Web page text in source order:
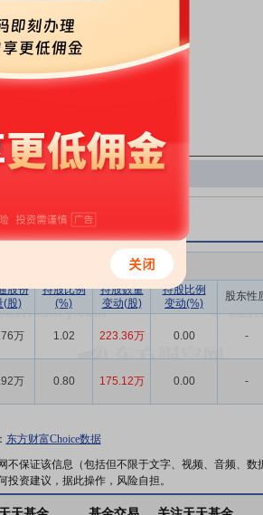
股份
(股)
持股比例
(%)
持股数量
变动(股)
持股比例
变动(%)
股东性
万 1.02 223.36万 0.00 -
万 0.80 175.12万 0.00 -
东方财富Choice数据
保证该信息（包括但不限于文字、视频、音频、
资建议，据此操作，风险自担。